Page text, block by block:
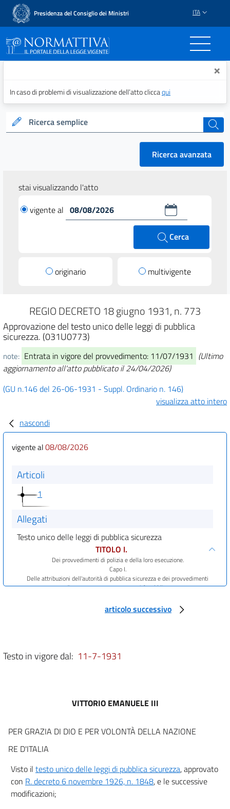
Presidenza del Consiglio dei Ministri ITA
Normattiva - Il portale ×
In caso di problemi di visualizzazione dell’atto cliccaqui
Ricerca semplice cerca
Ricerca avanzata
stai visualizzando l'atto
vigente al
Cerca
originario multivigente
REGIO DECRETO 18 giugno 1931, n. 773
Approvazione del testo unico delle leggi di pubblica
sicurezza. (031U0773)
note: Entrata in vigore del provvedimento: 11/07/1931 (Ultimo
aggiornamento all'atto pubblicato il 24/04/2026)
(GU n.146 del 26-06-1931 - Suppl. Ordinario n. 146)
visualizza atto intero
nascondi
vigente al08/08/2026
Articoli
1
Allegati
Testo unico delle leggi di pubblica sicurezza
TITOLO I.
Dei provvedimenti di polizia e della loro esecuzione.
Capo I.
Delle attribuzioni dell'autorità di pubblica sicurezza e dei provvedimenti
d'urgenza o per grave necessità pubblica.
Capo II.
CAPO III.
art. 9
art. 10
articolo successivo
Testo in vigore dal: 11-7-1931
VITTORIO EMANUELE III
PER GRAZIA DI DIO E PER VOLONTÀ DELLA NAZIONE
RE D'ITALIA
Visto il testo unico delle leggi di pubblica sicurezza, approvato
con R. decreto 6 novembre 1926, n. 1848, e le successive
modificazioni;